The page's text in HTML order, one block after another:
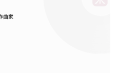
曲家